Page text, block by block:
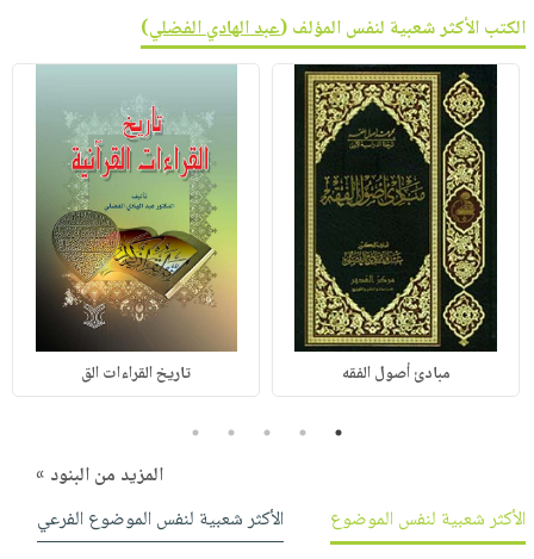
الكتب الأكثر شعبية لنفس المؤلف (عبد الهادي الفضلي)
مبادئ أصول الفقه تاريخ القراءات الق
1
2
3
4
5
المزيد من البنود »
الأكثر شعبية لنفس الموضوع
الأكثر شعبية لنفس الموضوع الفرعي